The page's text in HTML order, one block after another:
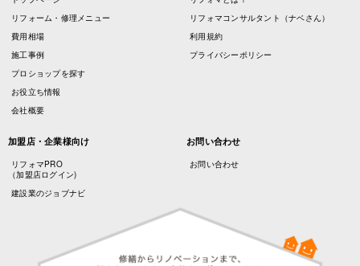
リフォーム・修理メニュー
費用相場
施工事例
プロショップを探す
お役立ち情報
会社概要
リフォマコンサルタント（ナベさん）
利用規約
プライバシーポリシー
加盟店・企業様向け
リフォマPRO
（加盟店ログイン)
建設業のジョブナビ
お問い合わせ
お問い合わせ